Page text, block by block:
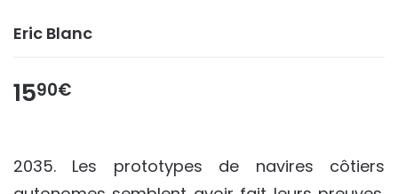
Eric Blanc
1590€
2035. Les prototypes de navires côtiers